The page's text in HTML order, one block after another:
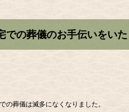
での葬儀のお手伝いをいた
の葬儀は滅多になくなりました。